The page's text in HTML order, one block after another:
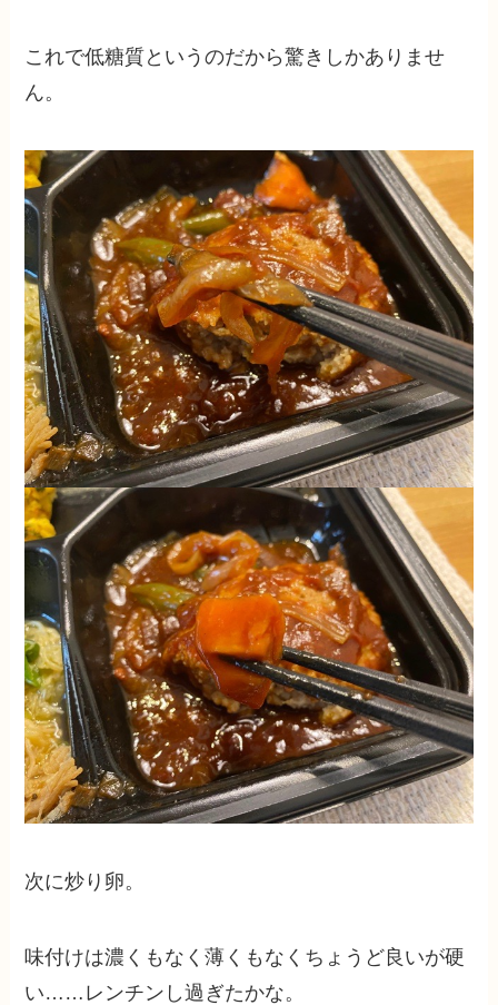
これで低糖質というのだから驚きしかありませ
ん。
次に炒り卵。
味付けは濃くもなく薄くもなくちょうど良いが硬
い……レンチンし過ぎたかな。